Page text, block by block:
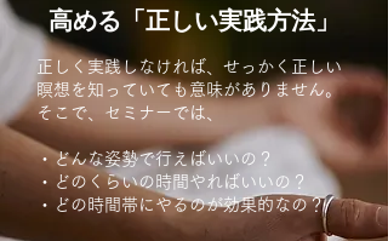
高める「正しい実践方法」
正しく実践しなければ、せっかく正しい
瞑想を知っていても意味がありません。
そこで、セミナーでは、
・どんな姿勢で行えばいいの？
・どのくらいの時間やればいいの？
・どの時間帯にやるのが効果的なの？